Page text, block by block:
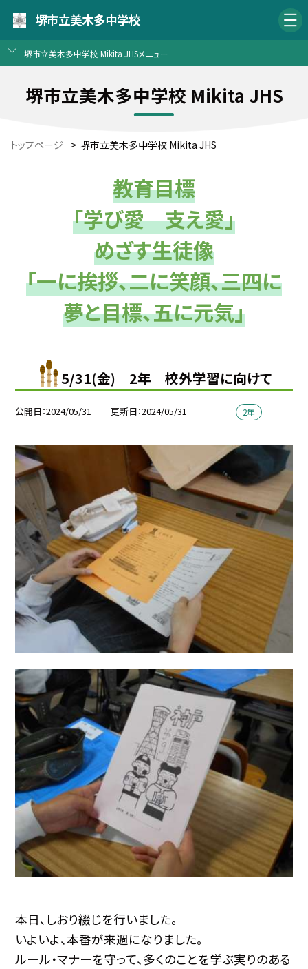
堺市立美木多中学校
堺市立美木多中学校 Mikita JHSメニュー
堺市立美木多中学校 Mikita JHS
トップページ > 堺市立美木多中学校 Mikita JHS
教育目標
「学び愛 支え愛」
めざす生徒像
「一に挨拶、二に笑顔、三四に
夢と目標、五に元気」
5/31(金) 2年 校外学習に向けて
公開日 2024/05/31 更新日 2024/05/31 2年
本日、しおり綴じを行いました。
いよいよ、本番が来週になりました。
ルール・マナーを守って、多くのことを学ぶ実りのある